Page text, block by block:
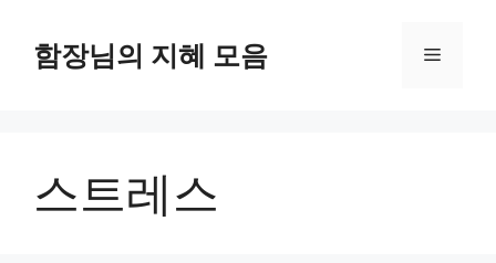
함장님의 지혜 모음 메
스트레스